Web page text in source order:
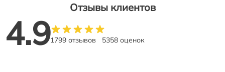
Отзывы клиентов
4.91799 отзывов 5358 оценок